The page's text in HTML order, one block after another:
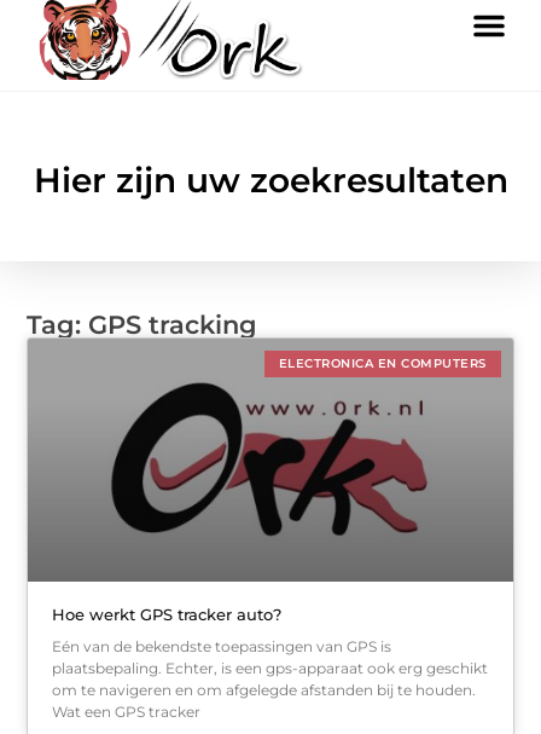
Hier zijn uw zoekresultaten
Tag: GPS tracking
ELECTRONICA EN COMPUTERS
Hoe werkt GPS tracker auto?
Eén van de bekendste toepassingen van GPS is
plaatsbepaling. Echter, is een gps-apparaat ook erg geschikt
om te navigeren en om afgelegde afstanden bij te houden.
Wat een GPS tracker